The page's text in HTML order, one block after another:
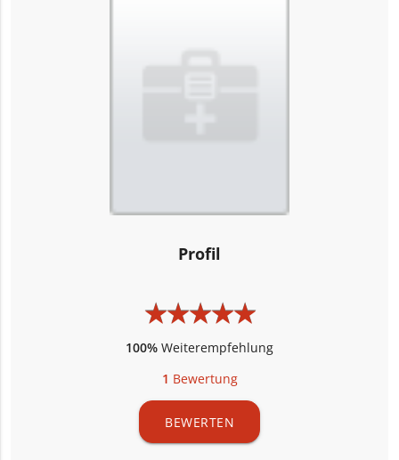
Profil
★★★★★
★★★★★
100% Weiterempfehlung
1 Bewertung
BEWERTEN